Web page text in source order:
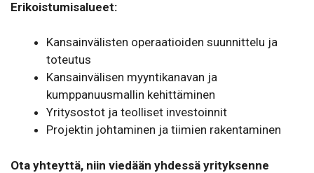
Erikoistumisalueet:
Kansainvälisten operaatioiden suunnittelu ja
toteutus
Kansainvälisen myyntikanavan ja
kumppanuusmallin kehittäminen
Yritysostot ja teolliset investoinnit
Projektin johtaminen ja tiimien rakentaminen
Ota yhteyttä, niin viedään yhdessä yrityksenne